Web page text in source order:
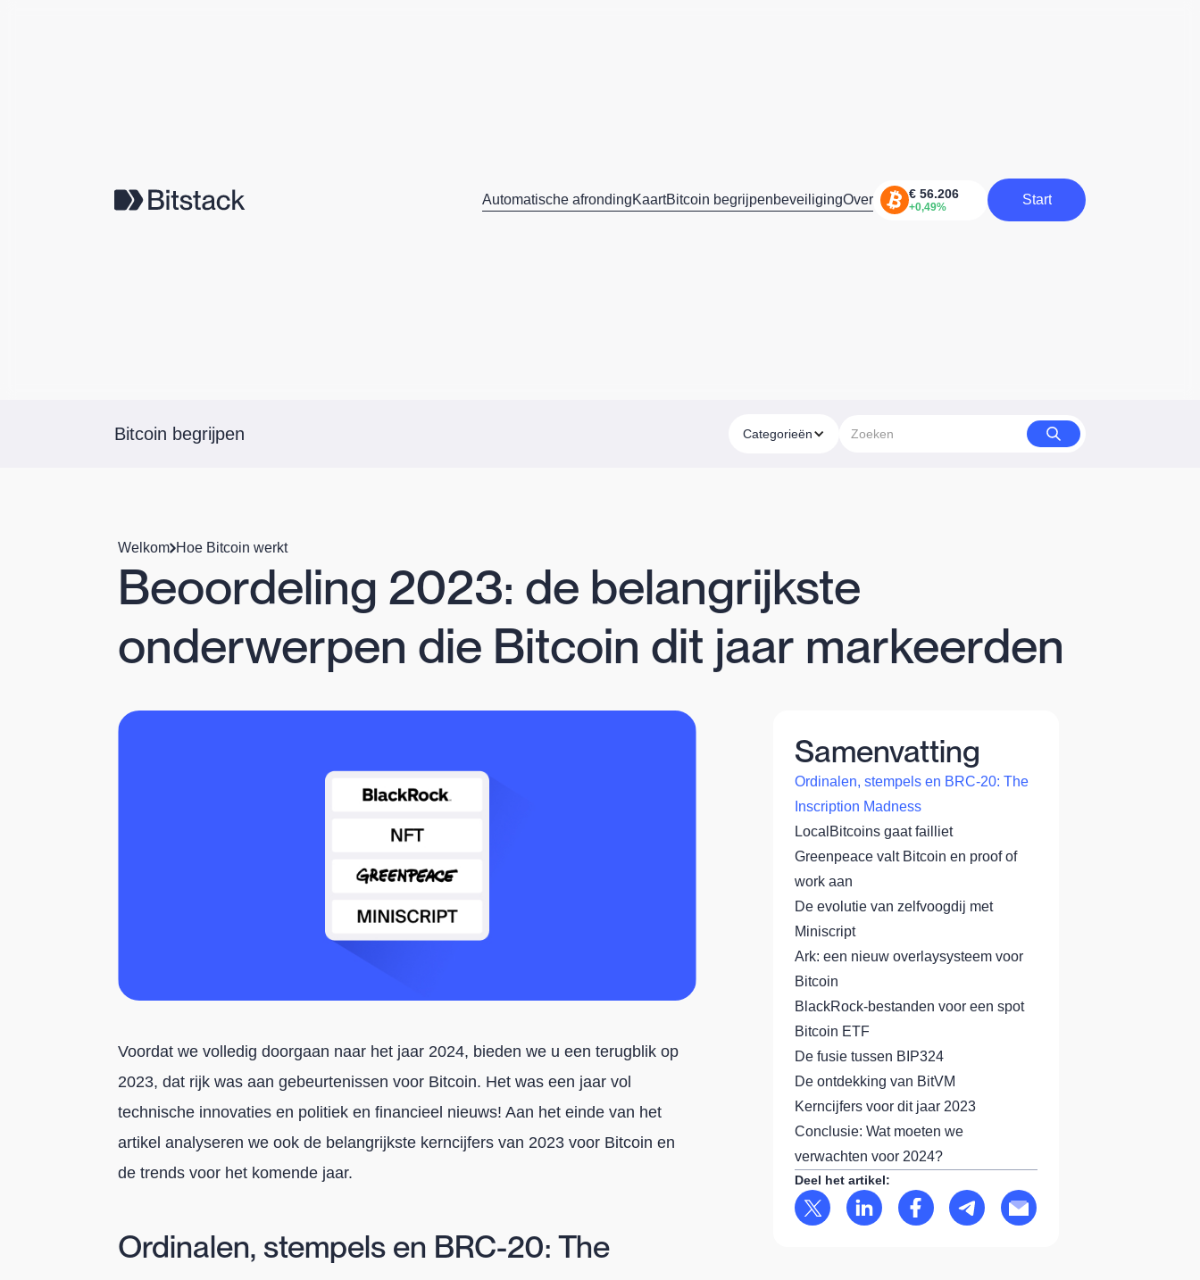
Automatische afrondingKaartBitcoin begrijpenbeveiligingOver
Start
Start
Bitcoin begrijpen Categorieën
Welkom Hoe Bitcoin werkt
Beoordeling 2023: de belangrijkste
onderwerpen die Bitcoin dit jaar markeerden
Voordat we volledig doorgaan naar het jaar 2024, bieden we u een terugblik op
2023, dat rijk was aan gebeurtenissen voor Bitcoin. Het was een jaar vol
technische innovaties en politiek en financieel nieuws! Aan het einde van het
artikel analyseren we ook de belangrijkste kerncijfers van 2023 voor Bitcoin en
de trends voor het komende jaar.
Ordinalen, stempels en BRC-20: The
Samenvatting
Ordinalen, stempels en BRC-20: The
Inscription Madness
LocalBitcoins gaat failliet
Greenpeace valt Bitcoin en proof of
work aan
De evolutie van zelfvoogdij met
Miniscript
Ark: een nieuw overlaysysteem voor
Bitcoin
BlackRock-bestanden voor een spot
Bitcoin ETF
De fusie tussen BIP324
De ontdekking van BitVM
Kerncijfers voor dit jaar 2023
Conclusie: Wat moeten we
verwachten voor 2024?
Deel het artikel: